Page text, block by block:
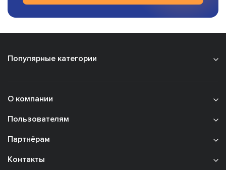
Популярные категории
О компании
Пользователям
Партнёрам
Контакты